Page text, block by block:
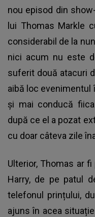
nou episod din
lui Thomas Markle
considerabil de la
nici acum nu este
suferit două atacuri
aibă loc evenimentul
și mai conducă
după ce el a pozat
cu doar câteva zile
Ulterior, Thomas ar
Harry, de pe patul
telefonul prințului,
ajuns în acea